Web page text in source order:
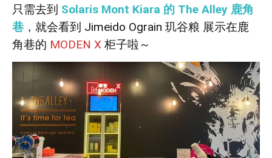
只需去到 Solaris Mont Kiara 的 The Alley 鹿角
巷 ，就会看到 Jimeido Ograin 玑谷粮 展示在鹿
角巷的 MODEN X 柜子啦～